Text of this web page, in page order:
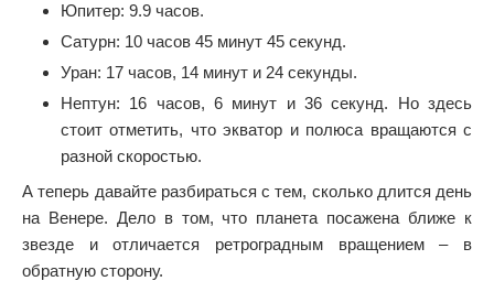
Юпитер: 9.9 часов.
Сатурн: 10 часов 45 минут 45 секунд.
Уран: 17 часов, 14 минут и 24 секунды.
Нептун: 16 часов, 6 минут и 36 секунд. Но здесь
стоит отметить, что экватор и полюса вращаются с
разной скоростью.
А теперь давайте разбираться с тем, сколько длится день
на Венере. Дело в том, что планета посажена ближе к
звезде и отличается ретроградным вращением – в
обратную сторону.